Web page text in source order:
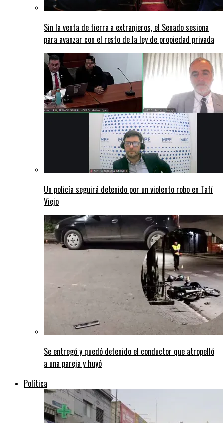
Sin la venta de tierra a extranjeros, el Senado sesiona
para avanzar con el resto de la ley de propiedad privada
Un policía seguirá detenido por un violento robo en Tafí
Viejo
Se entregó y quedó detenido el conductor que atropelló
a una pareja y huyó
Política